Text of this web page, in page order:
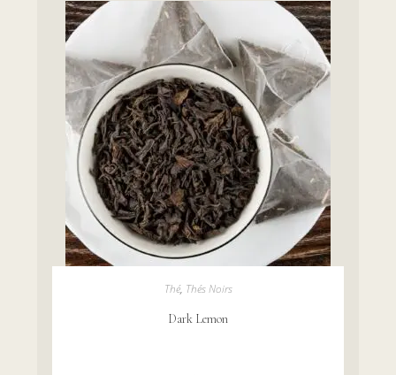
AJOUTER AU PANIER
Thé, Thés Noirs
Dark Lemon